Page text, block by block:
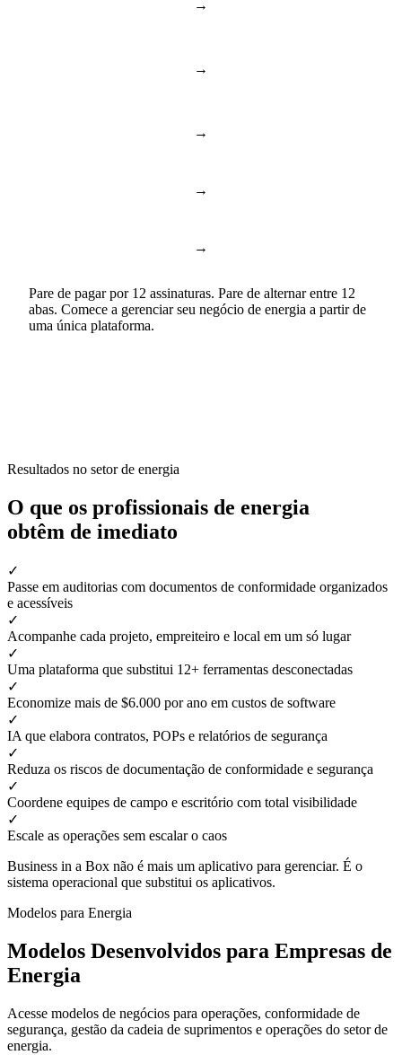
→
→
→
→
→
Pare de pagar por 12 assinaturas. Pare de alternar entre 12
abas. Comece a gerenciar seu negócio de energia a partir de
uma única plataforma.
Resultados no setor de energia
O que os profissionais de energia
obtêm de imediato
✓
Passe em auditorias com documentos de conformidade organizados
e acessíveis
✓
Acompanhe cada projeto, empreiteiro e local em um só lugar
✓
Uma plataforma que substitui 12+ ferramentas desconectadas
✓
Economize mais de $6.000 por ano em custos de software
✓
IA que elabora contratos, POPs e relatórios de segurança
✓
Reduza os riscos de documentação de conformidade e segurança
✓
Coordene equipes de campo e escritório com total visibilidade
✓
Escale as operações sem escalar o caos
Business in a Box não é mais um aplicativo para gerenciar. É o
sistema operacional que substitui os aplicativos.
Modelos para Energia
Modelos Desenvolvidos para Empresas de
Energia
Acesse modelos de negócios para operações, conformidade de
segurança, gestão da cadeia de suprimentos e operações do setor de
energia.